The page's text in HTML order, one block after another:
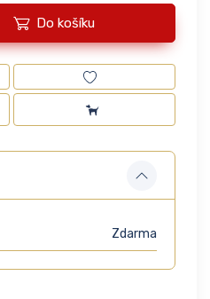
Do košíku
Zdarma